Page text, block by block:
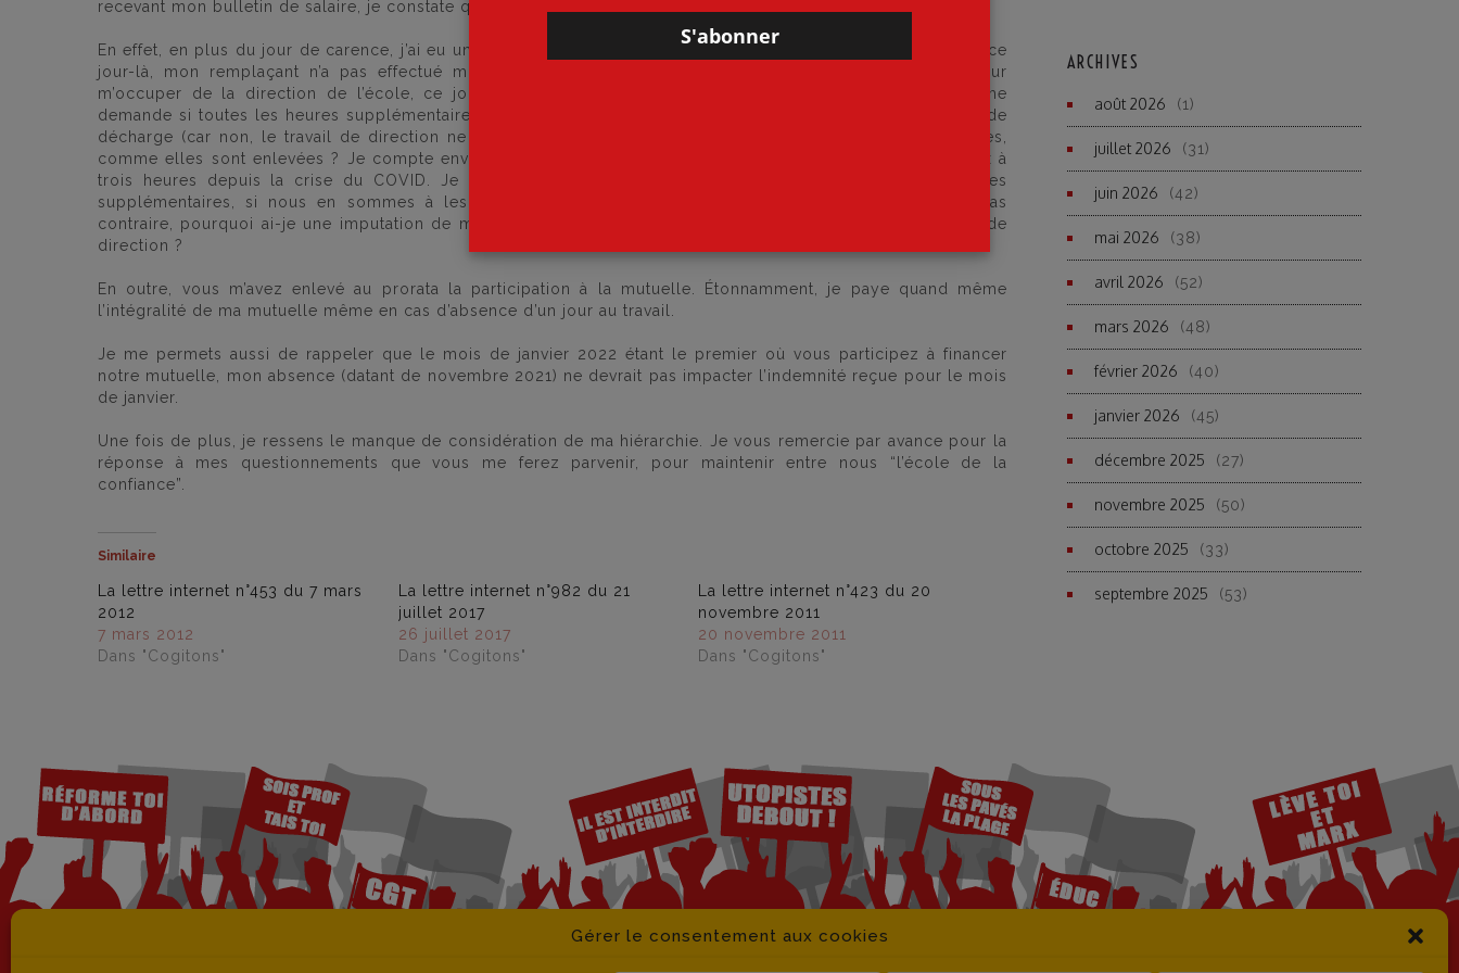
Gérer le consentement aux cookies
recevant mon bulletin de salaire, je constate que le jour de carence a bien été imputé, mais pas seulement.
En effet, en plus du jour de carence, j’ai eu une retenue sur salaire de mes indemnités de direction. Pourtant, ce
jour-là, mon remplaçant n’a pas effectué mon travail de direction. J’ai un jour mensuel de décharge pour
m’occuper de la direction de l’école, ce jour-là n’a pas été impacté par mon absence. Par ailleurs, je me
demande si toutes les heures supplémentaires effectuées pour la direction les jours où je ne bénéficie pas de
décharge (car non, le travail de direction ne peut pas attendre le jour de décharge) seront ainsi rémunérées,
comme elles sont enlevées ? Je compte environ une heure de travail hebdomadaire en temps normal, deux à
trois heures depuis la crise du COVID. Je serais ravie de vous faire parvenir le descriptif de mes heures
supplémentaires, si nous en sommes à les compter (les dimanches sont-ils payés double?). Dans le cas
contraire, pourquoi ai-je une imputation de mon salaire sur un jour où je n’étais pas censée faire de travail de
direction ?
En outre, vous m’avez enlevé au prorata la participation à la mutuelle. Étonnamment, je paye quand même
l’intégralité de ma mutuelle même en cas d’absence d’un jour au travail.
Je me permets aussi de rappeler que le mois de janvier 2022 étant le premier où vous participez à financer
notre mutuelle, mon absence (datant de novembre 2021) ne devrait pas impacter l’indemnité reçue pour le mois
de janvier.
Une fois de plus, je ressens le manque de considération de ma hiérarchie. Je vous remercie par avance pour la
réponse à mes questionnements que vous me ferez parvenir, pour maintenir entre nous “l’école de la
confiance”.
Similaire
La lettre internet n°453 du 7 mars
2012
7 mars 2012
Dans "Cogitons"
La lettre internet n°982 du 21
juillet 2017
26 juillet 2017
Dans "Cogitons"
La lettre internet n°423 du 20
novembre 2011
20 novembre 2011
Dans "Cogitons"
ARCHIVES
août 2026 (1)
juillet 2026 (31)
juin 2026 (42)
mai 2026 (38)
avril 2026 (52)
mars 2026 (48)
février 2026 (40)
janvier 2026 (45)
décembre 2025 (27)
novembre 2025 (50)
octobre 2025 (33)
septembre 2025 (53)